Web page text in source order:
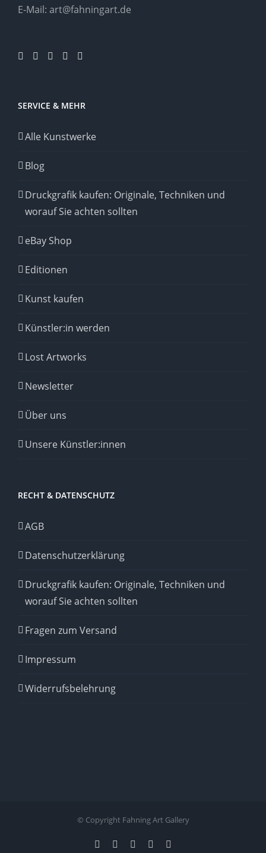
E-Mail: art@fahningart.de
SERVICE & MEHR
Alle Kunstwerke
Blog
Druckgrafik kaufen: Originale, Techniken und
worauf Sie achten sollten
eBay Shop
Editionen
Kunst kaufen
Künstler:in werden
Lost Artworks
Newsletter
Über uns
Unsere Künstler:innen
RECHT & DATENSCHUTZ
AGB
Datenschutzerklärung
Druckgrafik kaufen: Originale, Techniken und
worauf Sie achten sollten
Fragen zum Versand
Impressum
Widerrufsbelehrung
© Copyright Fahning Art Gallery
InstagramPinterestFacebookYouTube